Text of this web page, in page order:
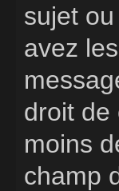
sujet
avez
droit de
moins
champ